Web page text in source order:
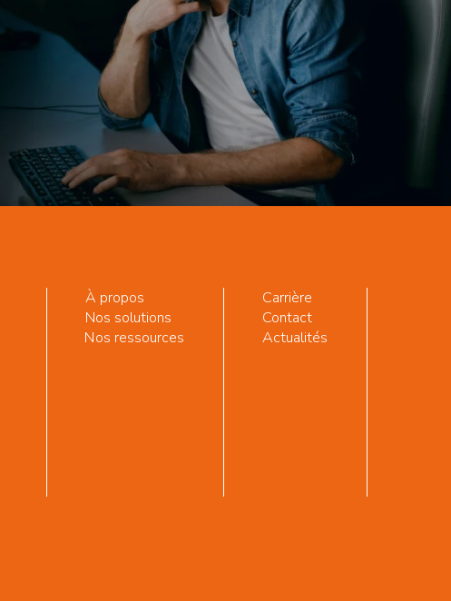
À propos
Nos solutions
Nos ressources
Carrière
Contact
Actualités